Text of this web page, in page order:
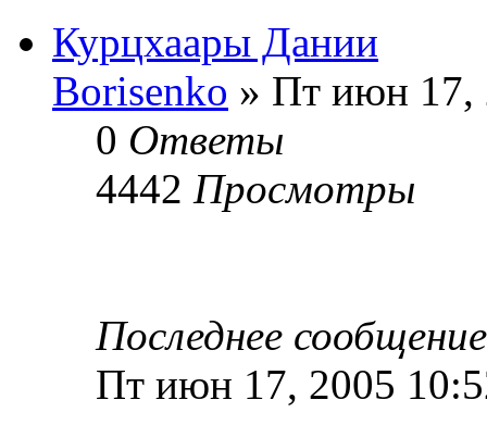
Курцхаары Дании
Borisenko » Пт июн 17,
0 Ответы
4442 Просмотры
Последнее
Пт июн 17, 2005